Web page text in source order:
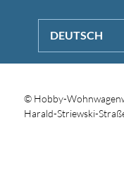
DEUTSCH
© Hobby-
Harald-Striewski-